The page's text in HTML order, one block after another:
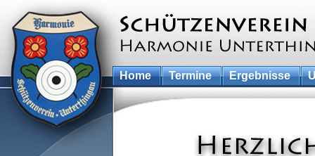
Home Termine Ergebnisse